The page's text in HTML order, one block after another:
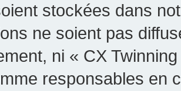
stockées dans
ne soient pas
ni « CX
responsables en